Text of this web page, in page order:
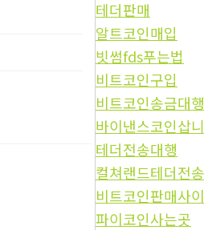
테더판매
알트코인매입
빗썸fds푸는법
비트코인구입
비트코인송금대행
바이낸스코인삽
테더전송대행
컬쳐랜드테더전송
비트코인판매사
파이코인사는곳